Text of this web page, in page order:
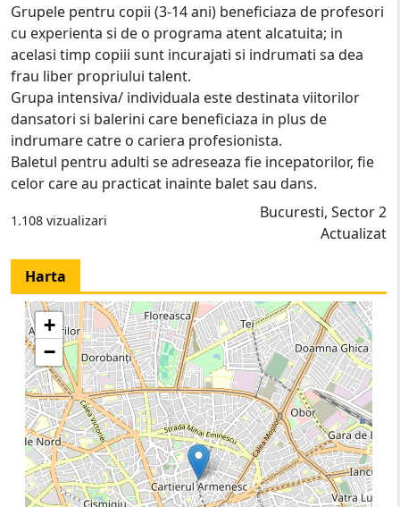
Grupele pentru copii (3-14 ani) beneficiaza de profesori
cu experienta si de o programa atent alcatuita; in
acelasi timp copiii sunt incurajati si indrumati sa dea
frau liber propriului talent.
Grupa intensiva/ individuala este destinata viitorilor
dansatori si balerini care beneficiaza in plus de
indrumare catre o cariera profesionista.
Baletul pentru adulti se adreseaza fie incepatorilor, fie
celor care au practicat inainte balet sau dans.
1.108 vizualizari
Bucuresti, Sector 2
Actualizat
Harta
+
−